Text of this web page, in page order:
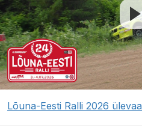
Lõuna-Eesti Ralli 2026